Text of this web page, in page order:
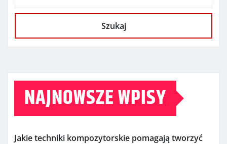
Szukaj
NAJNOWSZE WPISY
Jakie techniki kompozytorskie pomagają tworzyć